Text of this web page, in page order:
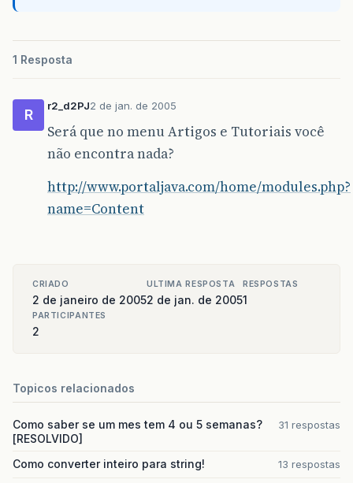
1 Resposta
R
r2_d2PJ2 de jan. de 2005
Será que no menu Artigos e Tutoriais você
não encontra nada?
http://www.portaljava.com/home/modules.php?
name=Content
CRIADO
2 de janeiro de 2005
ULTIMA RESPOSTA
2 de jan. de 2005
RESPOSTAS
1
PARTICIPANTES
2
Topicos relacionados
Como saber se um mes tem 4 ou 5 semanas?
[RESOLVIDO]
31 respostas
Como converter inteiro para string! 13 respostas